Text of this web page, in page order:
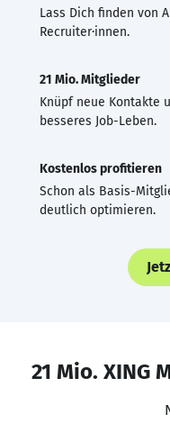
Lass Dich finden von
Recruiter·innen.
21 Mio. Mitglieder
Knüpf neue Kontakte
besseres Job-Leben.
Kostenlos profitieren
Schon als Basis-
deutlich optimieren.
21 Mio. XING